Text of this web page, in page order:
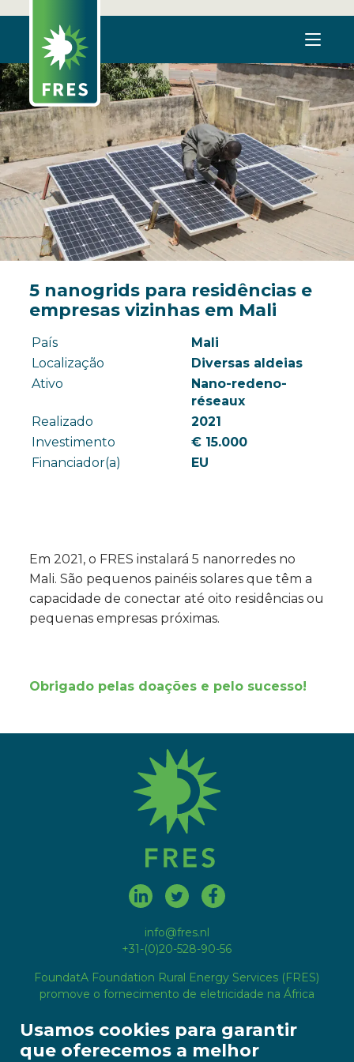
Usamos cookies para garantir
que oferecemos a melhor
5 nanogrids para residências e
empresas vizinhas em Mali
País
Mali
Localização
Diversas aldeias
Ativo
Nano-redeno-
réseaux
Realizado
2021
Investimento
€ 15.000
Financiador(a)
EU
Em 2021, o FRES instalará 5 nanorredes no
Mali. São pequenos painéis solares que têm a
capacidade de conectar até oito residências ou
pequenas empresas próximas.
Obrigado pelas doações e pelo sucesso!
FoundatA Foundation Rural Energy Services (FRES)
promove o fornecimento de eletricidade na África
eletricidade sob gestão local.
info@fres.nl
+31-(0)20-528-90-56